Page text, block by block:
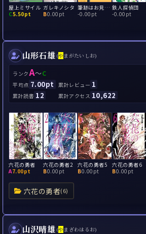
屋上ミサイル
C5.50pt
ガレキノシタ
B0.00pt
筆跡はお見とおし
-0.00pt
鉄人探偵団
-0.00pt
山形石雄 (やまがたいしお)
ランクA～C
平均点 7.00pt 累計レビュー 1
累計読書 12 累計アクセス 10,622
六花の勇者(6)
六花の勇者
A7.00pt
六花の勇者2
B0.00pt
六花の勇者5
B0.00pt
六花の勇者6
B0.00pt
山沢晴雄 (やまざわはるお)